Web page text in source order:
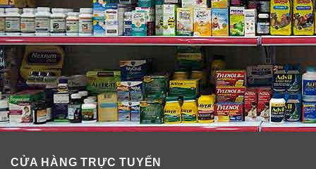
bã nhờn và chất lỏng không bị hòa tan trong lớp lót.
Đồng thời, kem lót còn có chỉ số chống nắng SPF30
PA++ sẽ giúp bạn chống lại những tác động xấu từ tia
cực tím. Ngăn ngừa tình trạng sạm da và các dấu hiệu
của lão hóa.
CỬA HÀNG TRỰC TUYẾN